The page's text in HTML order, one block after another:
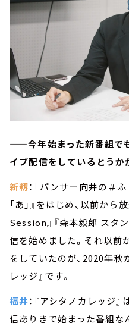
——今年始まった新番組で
イブ配信をしているとうか
新籾：『パンサー向井の＃
「あ」』をはじめ、以前から
Session』『森本毅郎 スタ
信を始めました。それ以
をしていたのが、2020年秋
レッジ』です。
福井：『アシタノカレッジ
信ありきで始まった番組な